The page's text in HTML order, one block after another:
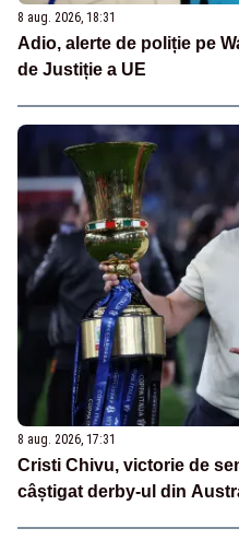
8 aug. 2026, 18:31
Adio, alerte de poliție pe
de Justiție a UE
8 aug. 2026, 17:31
Cristi Chivu, victorie de
câștigat derby-ul din